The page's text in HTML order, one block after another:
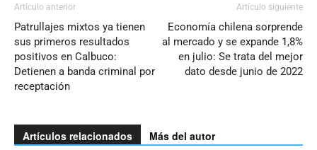
Artículo anterior
Patrullajes mixtos ya tienen
sus primeros resultados
positivos en Calbuco:
Detienen a banda criminal por
receptación
Artículo siguiente
Economía chilena sorprende
al mercado y se expande 1,8%
en julio: Se trata del mejor
dato desde junio de 2022
Artículos relacionados Más del autor